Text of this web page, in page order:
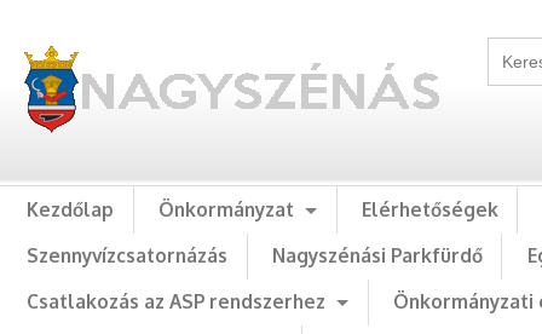
Kezdőlap Önkormányzat
Elérhetőségek
Szennyvízcsatornázás
Nagyszénási Parkfürdő
Csatlakozás az ASP rendszerhez